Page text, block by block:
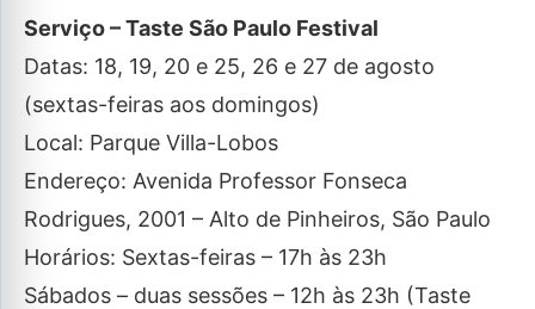
Serviço – Taste São Paulo Festival
Datas: 18, 19, 20 e 25, 26 e 27 de agosto
(sextas-feiras aos domingos)
Local: Parque Villa-Lobos
Endereço: Avenida Professor Fonseca
Rodrigues, 2001 – Alto de Pinheiros, São Paulo
Horários: Sextas-feiras – 17h às 23h
Sábados – duas sessões – 12h às 23h (Taste